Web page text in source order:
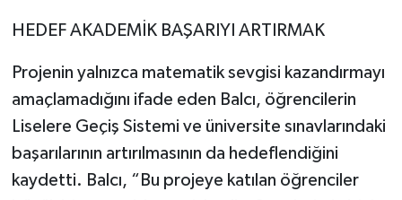
HEDEF AKADEMİK BAŞARIYI ARTIRMAK
Projenin yalnızca matematik sevgisi kazandırmayı
amaçlamadığını ifade eden Balcı, öğrencilerin
Liselere Geçiş Sistemi ve üniversite sınavlarındaki
başarılarının artırılmasının da hedeflendiğini
kaydetti. Balcı, “Bu projeye katılan öğrenciler